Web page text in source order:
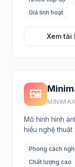
Giá linh hoạt
Xem tài
🖼️
MINIMAX
Mô hình hình
hiểu nghệ
Phong cách
Chất lượng cao